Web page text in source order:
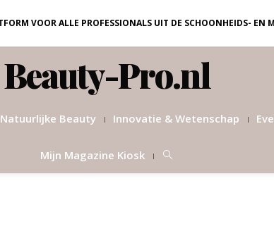
VOOR ALLE PROFESSIONALS UIT DE SCHOONHEIDS- EN
Beauty-Pro.nl
Natuurlijke Beauty Innovatie & Wetenschap
Mijn Magazine Kiosk